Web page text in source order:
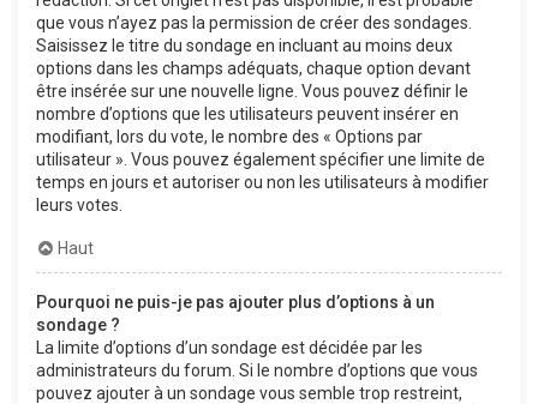
que vous n’ayez pas la permission de créer des sondages.
Saisissez le titre du sondage en incluant au moins deux
options dans les champs adéquats, chaque option devant
être insérée sur une nouvelle ligne. Vous pouvez définir le
nombre d’options que les utilisateurs peuvent insérer en
modifiant, lors du vote, le nombre des « Options par
utilisateur ». Vous pouvez également spécifier une limite de
temps en jours et autoriser ou non les utilisateurs à modifier
leurs votes.
Haut
Pourquoi ne puis-je pas ajouter plus d’options à un
sondage ?
La limite d’options d’un sondage est décidée par les
administrateurs du forum. Si le nombre d’options que vous
pouvez ajouter à un sondage vous semble trop restreint,